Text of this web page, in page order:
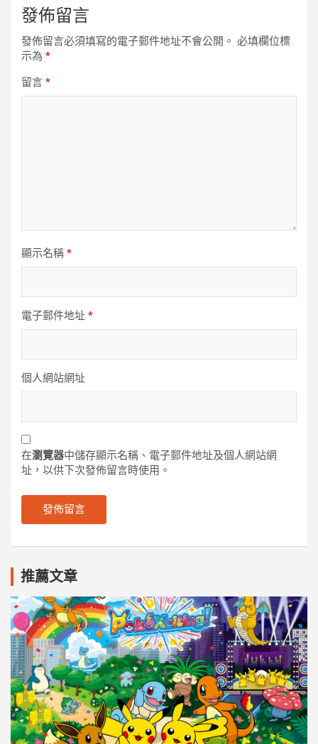
發佈留言
發佈留言必須填寫的電子郵件地址不會公開。 必填欄位標
示為 *
留言 *
顯示名稱 *
電子郵件地址 *
個人網站網址
在瀏覽器中儲存顯示名稱、電子郵件地址及個人網站網
址，以供下次發佈留言時使用。
推薦文章